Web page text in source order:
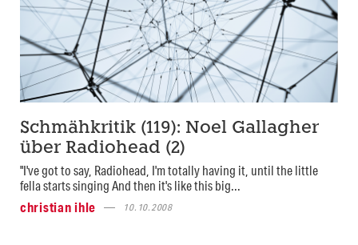
Schmähkritik (119): Noel Gallagher
über Radiohead (2)
"I've got to say, Radiohead, I'm totally having it, until the little
fella starts singing And then it's like this big...
christian ihle
10.10.2008